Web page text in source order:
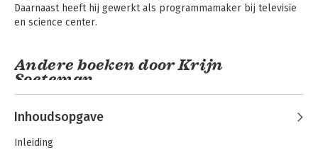
Daarnaast heeft hij gewerkt als programmamaker bij televisie
en science center.
Andere boeken door Krijn
Soeteman
Inhoudsopgave
Inleiding